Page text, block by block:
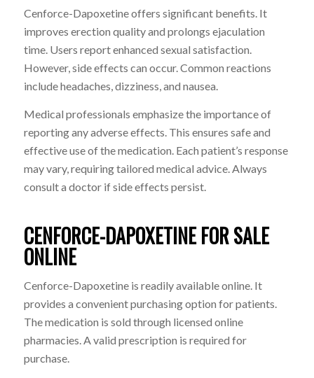
Cenforce-Dapoxetine offers significant benefits. It
improves erection quality and prolongs ejaculation
time. Users report enhanced sexual satisfaction.
However, side effects can occur. Common reactions
include headaches, dizziness, and nausea.
Medical professionals emphasize the importance of
reporting any adverse effects. This ensures safe and
effective use of the medication. Each patient’s response
may vary, requiring tailored medical advice. Always
consult a doctor if side effects persist.
CENFORCE-DAPOXETINE FOR SALE
ONLINE
Cenforce-Dapoxetine is readily available online. It
provides a convenient purchasing option for patients.
The medication is sold through licensed online
pharmacies. A valid prescription is required for
purchase.